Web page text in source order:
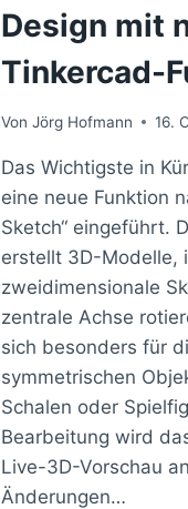
Design mit
Tinkercad-
Von Jörg Hofmann 16.
Das Wichtigste in
eine neue Funktion
Sketch“ eingeführt.
erstellt 3D-Modelle,
zweidimensionale
zentrale Achse
sich besonders für
symmetrischen
Schalen oder
Bearbeitung wird
Live-3D-Vorschau
Änderungen…